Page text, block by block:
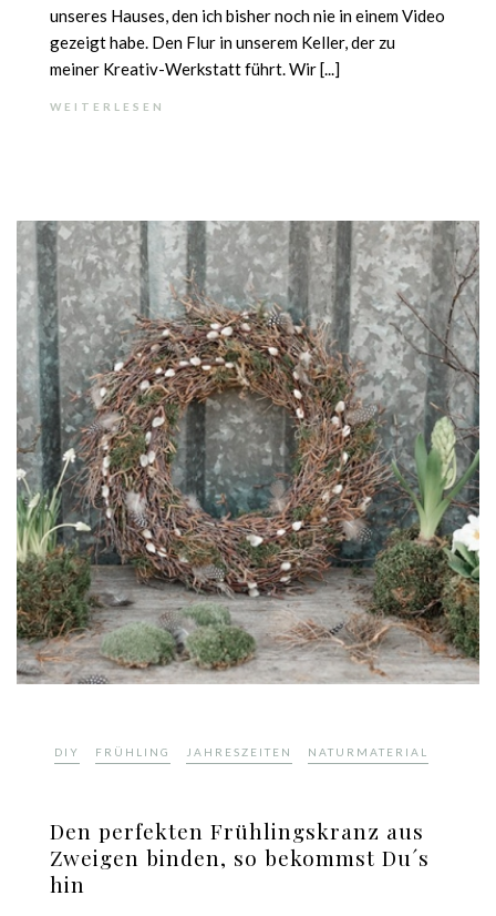
unseres Hauses, den ich bisher noch nie in einem Video
gezeigt habe. Den Flur in unserem Keller, der zu
meiner Kreativ-Werkstatt führt. Wir [...]
WEITERLESEN
DIY FRÜHLING JAHRESZEITEN NATURMATERIAL
Den perfekten Frühlingskranz aus
Zweigen binden, so bekommst Du´s
hin